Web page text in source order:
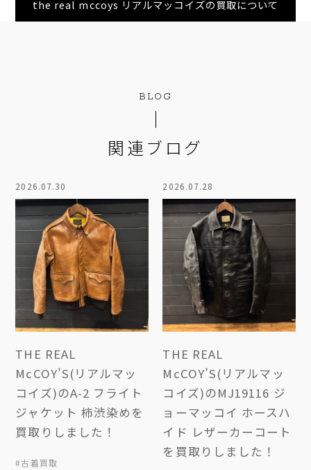
the real mccoys リアルマッコイズの買取について
BLOG
関連ブログ
2026.07.30
THE REAL
McCOY’S(リアルマッ
コイズ)のA-2 フライト
ジャケット 柿渋染めを
買取りしました！
#古着買取
2026.07.28
THE REAL
McCOY’S(リアルマッ
コイズ)のMJ19116 ジ
ョーマッコイ ホースハ
イド レザーカーコート
を買取りしました！